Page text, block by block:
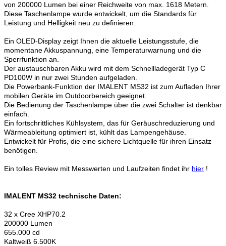
von 200000 Lumen bei einer Reichweite von max. 1618 Metern.
Diese Taschenlampe wurde entwickelt, um die Standards für
Leistung und Helligkeit neu zu definieren.
Ein OLED-Display zeigt Ihnen die aktuelle Leistungsstufe, die
momentane Akkuspannung, eine Temperaturwarnung und die
Sperrfunktion an.
Der austauschbaren Akku wird mit dem Schnellladegerät Typ C
PD100W in nur zwei Stunden aufgeladen.
Die Powerbank-Funktion der IMALENT MS32 ist zum Aufladen Ihrer
mobilen Geräte im Outdoorbereich geeignet.
Die Bedienung der Taschenlampe über die zwei Schalter ist denkbar
einfach.
Ein fortschrittliches Kühlsystem, das für Geräuschreduzierung und
Wärmeableitung optimiert ist, kühlt das Lampengehäuse.
Entwickelt für Profis, die eine sichere Lichtquelle für ihren Einsatz
benötigen.
Ein tolles Review mit Messwerten und Laufzeiten findet ihr hier !
IMALENT MS32 technische Daten:
32 x Cree XHP70.2
200000 Lumen
655.000 cd
Kaltweiß 6.500K